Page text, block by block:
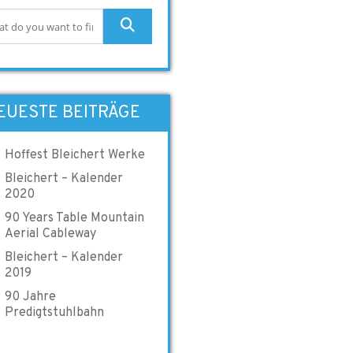
BEITRÄGE
Hoffest Bleichert Werke
Bleichert – Kalender
2020
90 Years Table Mountain
Aerial Cableway
Bleichert – Kalender
2019
90 Jahre
Predigtstuhlbahn